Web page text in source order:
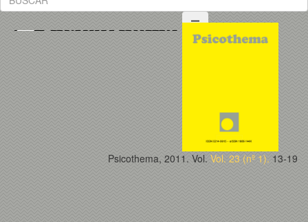
Psicothema, 2011. Vol. Vol. 23 (nº 1). 13-19